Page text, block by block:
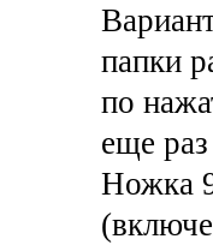
папки
по
еще
Ножка